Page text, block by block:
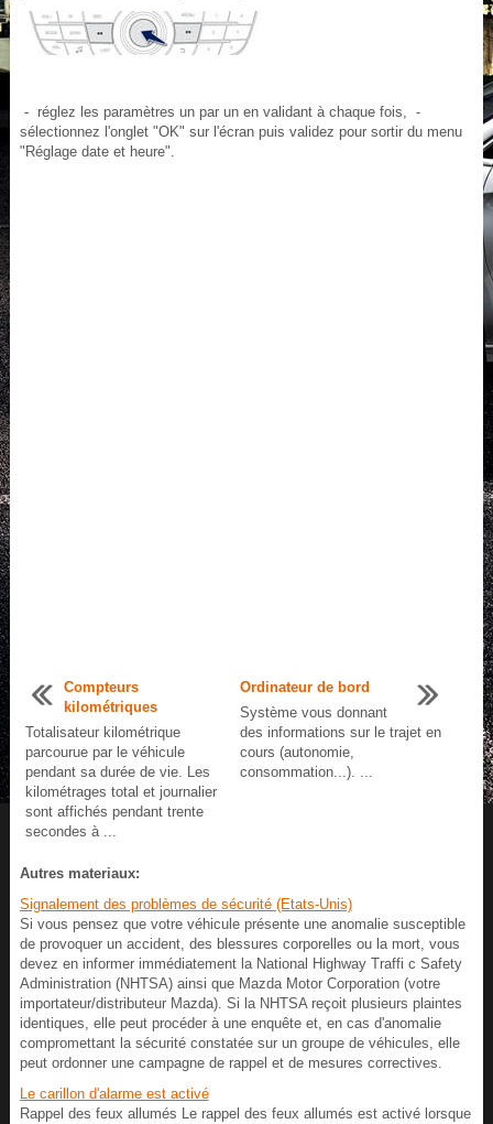
- réglez les paramètres un par un en validant à chaque fois, -
sélectionnez l'onglet "OK" sur l'écran puis validez pour sortir du menu
"Réglage date et heure".
Compteurs
kilométriques
Totalisateur kilométrique
parcourue par le véhicule
pendant sa durée de vie. Les
kilométrages total et journalier
sont affichés pendant trente
secondes à ...
Ordinateur de bord
Système vous donnant
des informations sur le trajet en
cours (autonomie,
consommation...). ...
Autres materiaux:
Signalement des problèmes de sécurité (Etats-Unis)
Si vous pensez que votre véhicule présente une anomalie susceptible
de provoquer un accident, des blessures corporelles ou la mort, vous
devez en informer immédiatement la National Highway Traffi c Safety
Administration (NHTSA) ainsi que Mazda Motor Corporation (votre
importateur/distributeur Mazda). Si la NHTSA reçoit plusieurs plaintes
identiques, elle peut procéder à une enquête et, en cas d'anomalie
compromettant la sécurité constatée sur un groupe de véhicules, elle
peut ordonner une campagne de rappel et de mesures correctives.
Le carillon d'alarme est activé
Rappel des feux allumés Le rappel des feux allumés est activé lorsque